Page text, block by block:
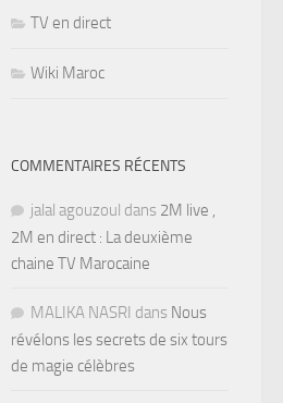
TV en direct
Wiki Maroc
COMMENTAIRES RÉCENTS
jalal agouzoul dans 2M live ,
2M en direct : La deuxième
chaine TV Marocaine
MALIKA NASRI dans Nous
révélons les secrets de six tours
de magie célèbres